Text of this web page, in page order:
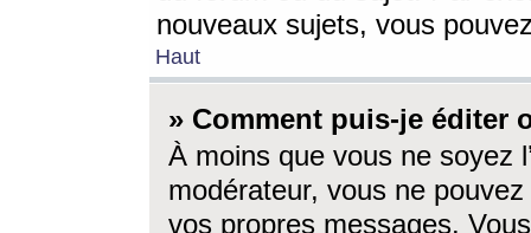
nouveaux sujets, vous
Haut
» Comment puis-je éditer
À moins que vous ne soyez
modérateur, vous ne
vos propres messages.